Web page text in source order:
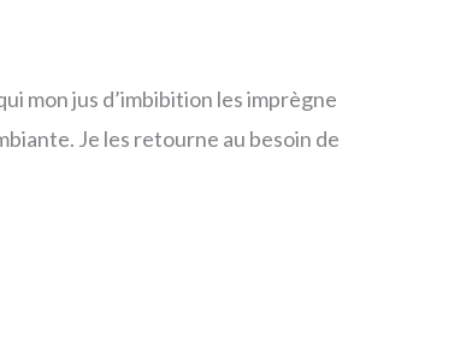
mon jus d’imbibition les imprègne
Je les retourne au besoin de